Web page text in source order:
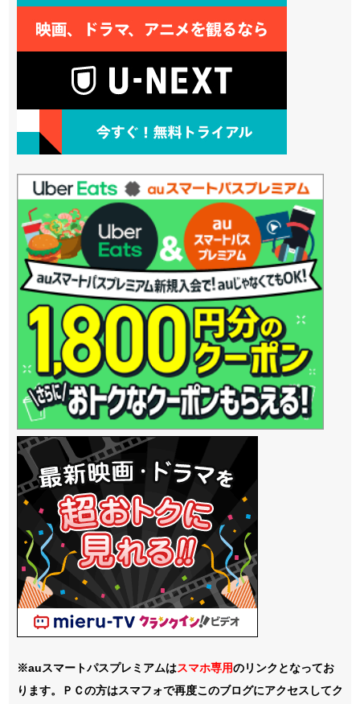
※auスマートパスプレミアムはスマホ専用のリンクとなってお
ります。ＰＣの方はスマフォで再度このブログにアクセスしてク